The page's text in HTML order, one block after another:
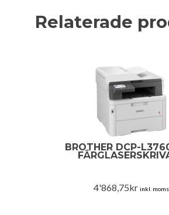
Relaterade
BROTHER DCP-
4'868,75kr inkl. moms